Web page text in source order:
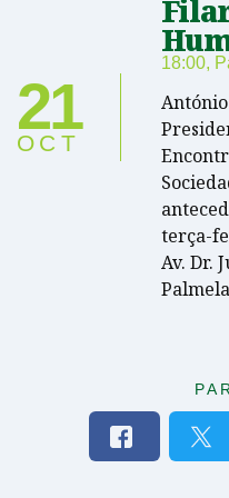
21
OCT
18:00,
terça-
Av. Dr.